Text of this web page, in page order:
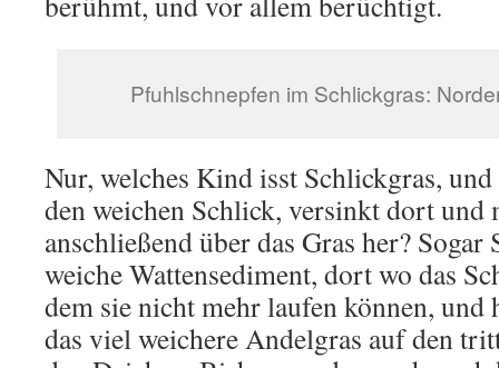
Pfuhlschnepfen im Schlickgras:
Nur, welches Kind isst Schlickgras,
den weichen Schlick, versinkt dort und
anschließend über das Gras her? Sogar
weiche Wattensediment, dort wo das
dem sie nicht mehr laufen können, und
das viel weichere Andelgras auf den